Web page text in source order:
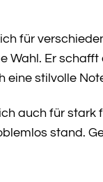
für
Wahl. Er
eine stilvolle
auch für stark
stand.